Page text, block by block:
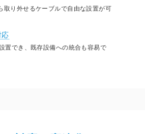
取り外せるケーブルで自由な設置が可
応
置でき、既存設備への統合も容易で